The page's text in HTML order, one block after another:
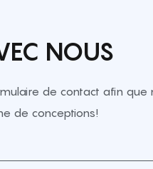
NOUS
de contact afin que
de conceptions!